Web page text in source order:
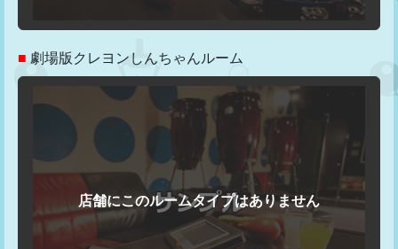
■ 劇場版クレヨンしんちゃんルーム